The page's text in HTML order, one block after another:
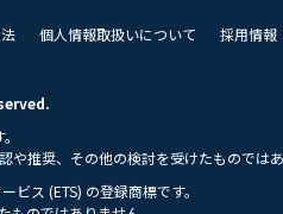
個人情報取扱いについて 採用情報
推奨、その他の検討を受けたものではあ
ビス (ETS) の登録商標です。